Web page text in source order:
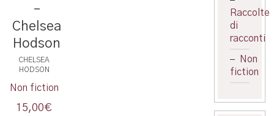
–
Chelsea
Hodson
CHELSEA
HODSON
Non fiction
15,00€
Non
fiction
Raccolte
di
racconti